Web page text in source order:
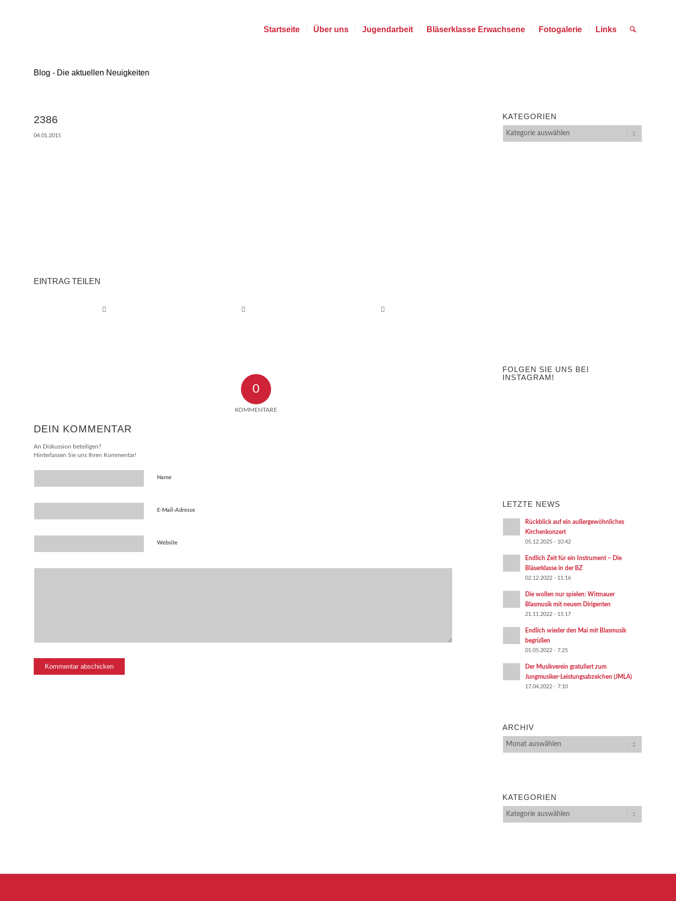
Startseite Über uns Jugendarbeit Bläserklasse Erwachsene Fotogalerie Links
Blog - Die aktuellen Neuigkeiten
2386
04.01.2015
EINTRAG TEILEN
0
KOMMENTARE
DEIN KOMMENTAR
An Diskussion beteiligen?
Hinterlassen Sie uns Ihren Kommentar!
Name
E-Mail-Adresse
Website
KATEGORIEN
Kategorien
FOLGEN SIE UNS BEI
INSTAGRAM!
LETZTE NEWS
Rückblick auf ein außergewöhnliches
Kirchenkonzert
05.12.2025 - 10:42
Endlich Zeit für ein Instrument – Die
Bläserklasse in der BZ
02.12.2022 - 11:16
Die wollen nur spielen: Wittnauer
Blasmusik mit neuem Dirigenten
21.11.2022 - 15:17
Endlich wieder den Mai mit Blasmusik
begrüßen
01.05.2022 - 7:25
Der Musikverein gratuliert zum
Jungmusiker-Leistungsabzeichen (JMLA)
17.04.2022 - 7:10
ARCHIV
KATEGORIEN
Kategorien